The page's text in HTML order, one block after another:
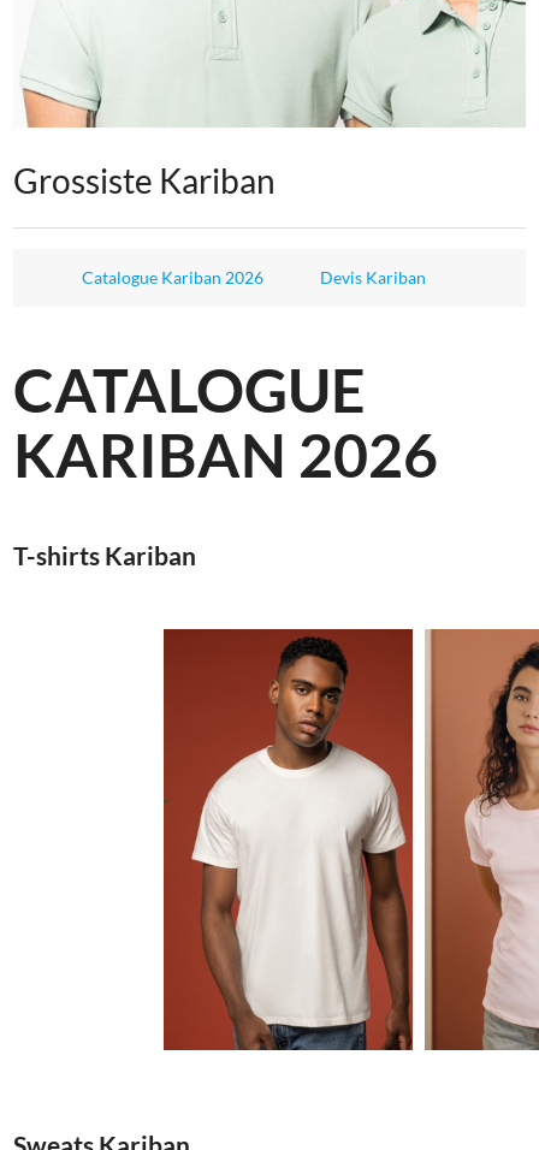
Grossiste Kariban
Catalogue Kariban 2026 Devis Kariban
CATALOGUE
KARIBAN 2026
T-shirts Kariban
2.15€